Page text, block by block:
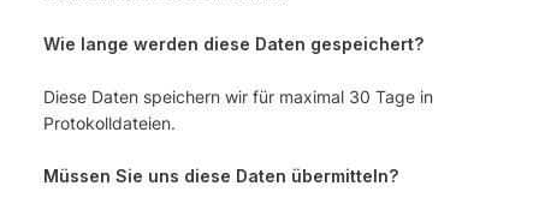
Wie lange werden diese Daten gespeichert?
Diese Daten speichern wir für maximal 30 Tage in
Protokolldateien.
Müssen Sie uns diese Daten übermitteln?